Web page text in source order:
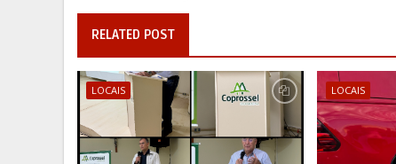
RELATED POST
LOCAIS LOCAIS